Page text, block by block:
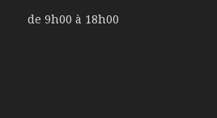
de 9h00 à 18h00